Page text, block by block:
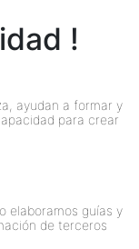
!
ayudan a formar y
para crear
elaboramos guías y
de terceros